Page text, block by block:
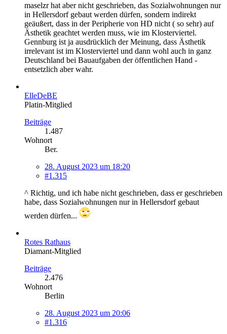
maselzr hat aber nicht geschrieben, das Sozialwohnungen nur
in Hellersdorf gebaut werden dürfen, sondern indirekt
geäußert, dass in der Peripherie von HD nicht ( so sehr) auf
Ästhetik geachtet werden muss, wie im Klosterviertel.
Gennburg ist ja ausdrücklich der Meinung, dass Ästhetik
irrelevant ist im Klosterviertel und dann wohl auch in ganz
Deutschland bei Bauaufgaben der öffentlichen Hand -
entsetzlich aber wahr.
ElleDeBE
Platin-Mitglied
Beiträge
1.487
Wohnort
Ber.
28. August 2023 um 18:20
#1.315
^ Richtig, und ich habe nicht geschrieben, dass er geschrieben
habe, dass Sozialwohnungen nur in Hellersdorf gebaut
werden dürfen...
Rotes Rathaus
Diamant-Mitglied
Beiträge
2.476
Wohnort
Berlin
28. August 2023 um 20:06
#1.316